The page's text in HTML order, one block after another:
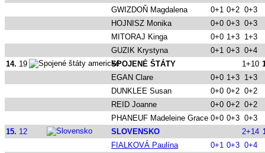
GWIZDOŇ Magdalena
0+1 0+2 0+3
HOJNISZ Monika
0+0 0+3 0+3
MITORAJ Kinga
0+0 1+3
1+3
GUZIK Krystyna
0+1 0+3 0+4
14. 19 SPOJENÉ ŠTÁTY 1+10
EGAN Clare
0+0 1+3
1+3
DUNKLEE Susan
0+0 0+2 0+2
REID Joanne
0+0 0+2 0+2
PHANEUF Madeleine Grace 0+0 0+3 0+3
15. 12 SLOVENSKO 2+14
FIALKOVÁ Paulína
0+1 0+3 0+4